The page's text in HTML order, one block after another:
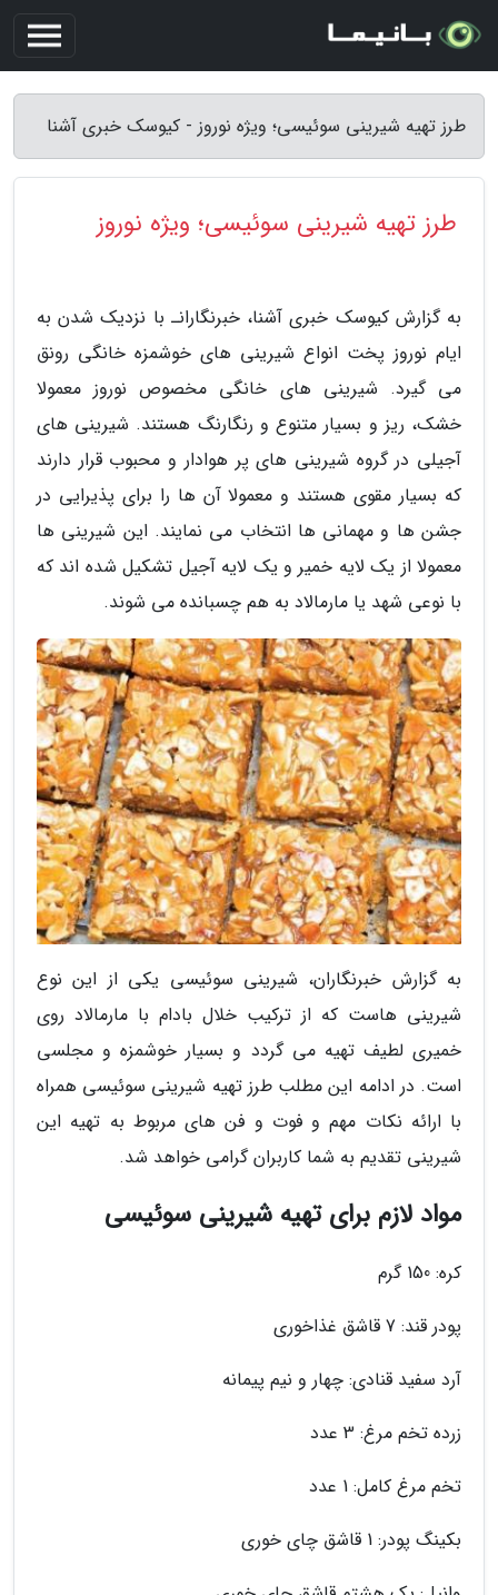
طرز تهیه شیرینی سوئیسی؛ ویژه نوروز - کیوسک خبری آشنا
طرز تهیه شیرینی سوئیسی؛ ویژه نوروز
به گزارش کیوسک خبری آشنا، خبرنگارانـ با نزدیک شدن به
ایام نوروز پخت انواع شیرینی های خوشمزه خانگی رونق
می گیرد. شیرینی های خانگی مخصوص نوروز معمولا
خشک، ریز و بسیار متنوع و رنگارنگ هستند. شیرینی های
آجیلی در گروه شیرینی های پر هوادار و محبوب قرار دارند
که بسیار مقوی هستند و معمولا آن ها را برای پذیرایی در
جشن ها و مهمانی ها انتخاب می نمایند. این شیرینی ها
معمولا از یک لایه خمیر و یک لایه آجیل تشکیل شده اند که
با نوعی شهد یا مارمالاد به هم چسبانده می شوند.
به گزارش خبرنگاران، شیرینی سوئیسی یکی از این نوع
شیرینی هاست که از ترکیب خلال بادام با مارمالاد روی
خمیری لطیف تهیه می گردد و بسیار خوشمزه و مجلسی
است. در ادامه این مطلب طرز تهیه شیرینی سوئیسی همراه
با ارائه نکات مهم و فوت و فن های مربوط به تهیه این
شیرینی تقدیم به شما کاربران گرامی خواهد شد.
مواد لازم برای تهیه شیرینی سوئیسی
کره: 150 گرم
پودر قند: 7 قاشق غذاخوری
آرد سفید قنادی: چهار و نیم پیمانه
زرده تخم مرغ: 3 عدد
تخم مرغ کامل: 1 عدد
بکینگ پودر: 1 قاشق چای خوری